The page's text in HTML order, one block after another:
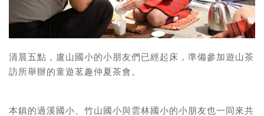
清晨五點，盧山國小的小朋友們已經起床， 準備參加遊山茶
訪所舉辦的童遊茗趣仲夏茶會。
本鎮的過溪國小、竹山國小與雲林國小的小朋友也一同來共